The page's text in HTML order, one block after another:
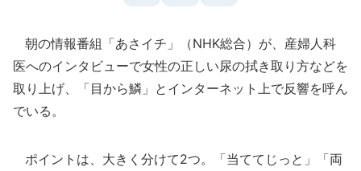
朝の情報番組「あさイチ」（NHK総合）が、産婦人科
医へのインタビューで女性の正しい尿の拭き取り方などを
取り上げ、「目から鱗」とインターネット上で反響を呼ん
でいる。
ポイントは、大きく分けて2つ。「当ててじっと」「両